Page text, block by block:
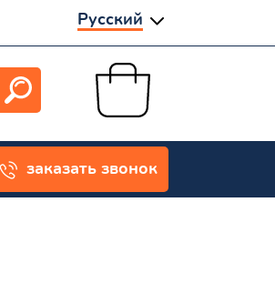
Русский
заказать звонок